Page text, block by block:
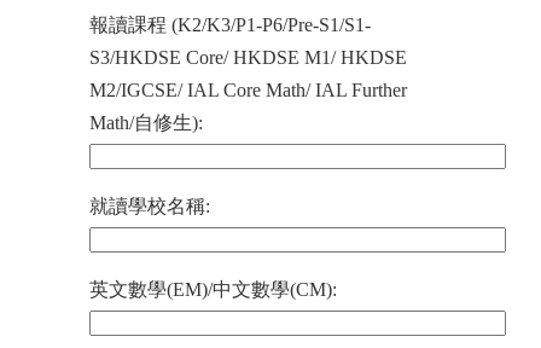
報讀課程 (K2/K3/P1-P6/Pre-S1/S1-
S3/HKDSE Core/ HKDSE M1/ HKDSE
M2/IGCSE/ IAL Core Math/ IAL Further
Math/自修生):
就讀學校名稱:
英文數學(EM)/中文數學(CM):